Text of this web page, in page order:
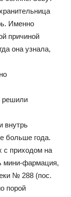
Именно
причиной
она узнала,
решили
внутрь
больше года.
с приходом на
мини-фармация,
№ 288 (пос.
порой